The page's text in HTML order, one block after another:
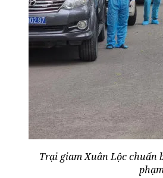
Trại giam Xuân Lộc chuẩn